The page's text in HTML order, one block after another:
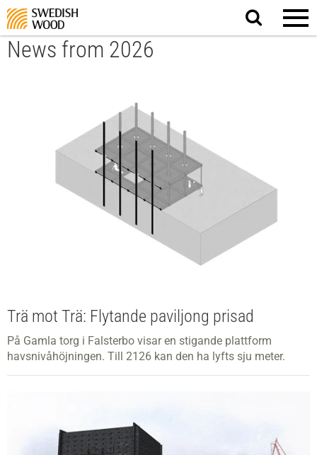
Search
website.
News from 2026
Trä mot Trä: Flytande paviljong prisad
På Gamla torg i Falsterbo visar en stigande plattform
havsnivåhöjningen. Till 2126 kan den ha lyfts sju meter.